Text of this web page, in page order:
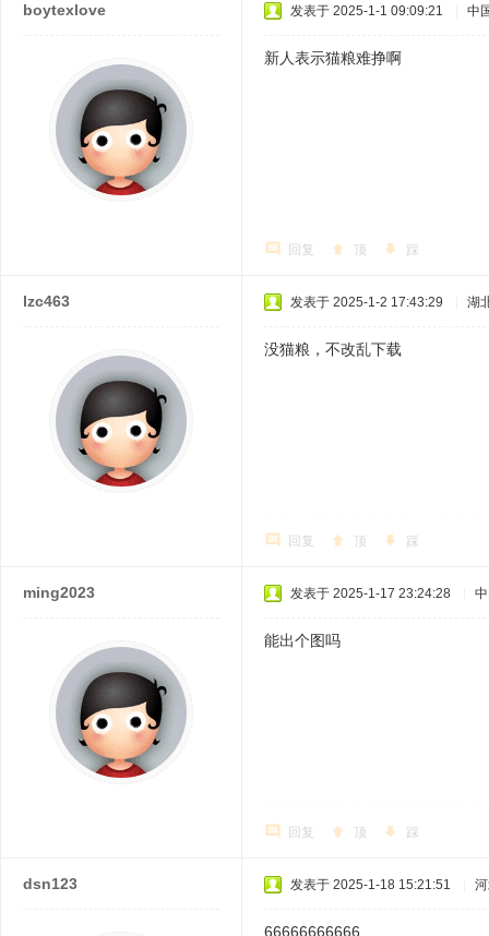
boytexlove 发表于 2025-1-1 09:09:21 中
新人表示猫粮难挣啊
回复 顶 踩
lzc463 发表于 2025-1-2 17:43:29 湖
没猫粮，不改乱下载
回复 顶 踩
ming2023 发表于 2025-1-17 23:24:28
能出个图吗
回复 顶 踩
dsn123 发表于 2025-1-18 15:21:51
66666666666